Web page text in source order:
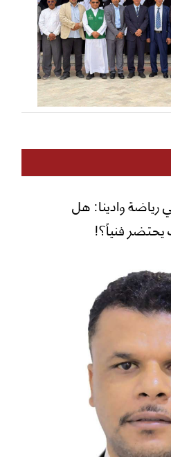
رياضة وادينا: هل
فنياً؟!